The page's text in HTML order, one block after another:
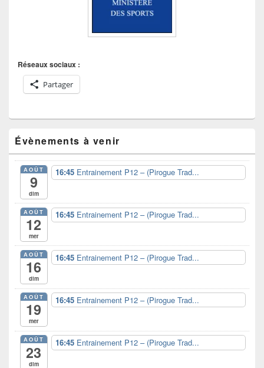
Réseaux sociaux :
Partager
Zone
principale
de
widget
pour
barre
latérale
Évènements à venir
AOÛT
9
dim
16:45 Entrainement P12 – (Pirogue Trad...
AOÛT
12
mer
16:45 Entrainement P12 – (Pirogue Trad...
AOÛT
16
dim
16:45 Entrainement P12 – (Pirogue Trad...
AOÛT
19
mer
16:45 Entrainement P12 – (Pirogue Trad...
AOÛT
23
dim
16:45 Entrainement P12 – (Pirogue Trad...